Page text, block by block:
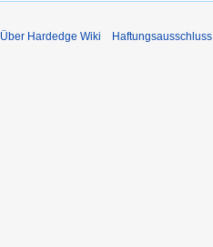
Über Hardedge Wiki Haftungsausschluss